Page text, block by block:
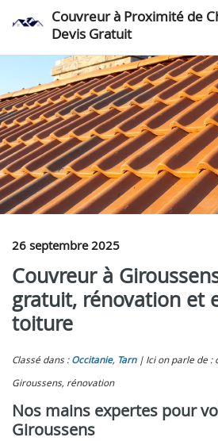
Couvreur à Proximité de
Devis Gratuit
26 septembre 2025
Couvreur à
gratuit, rénovation et
toiture
Classé dans : Occitanie, Tarn
Ici on parle de :
Giroussens, rénovation
Nos mains expertes pour
Giroussens